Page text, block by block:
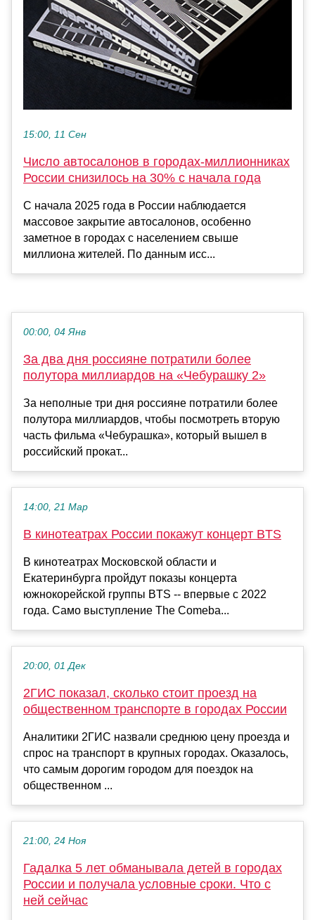
15:00, 11 Сен
Число автосалонов в городах-миллионниках
России снизилось на 30% с начала года
С начала 2025 года в России наблюдается
массовое закрытие автосалонов, особенно
заметное в городах с населением свыше
миллиона жителей. По данным исс...
00:00, 04 Янв
За два дня россияне потратили более
полутора миллиардов на «Чебурашку 2»
За неполные три дня россияне потратили более
полутора миллиардов, чтобы посмотреть вторую
часть фильма «Чебурашка», который вышел в
российский прокат...
14:00, 21 Мар
В кинотеатрах России покажут концерт BTS
В кинотеатрах Московской области и
Екатеринбурга пройдут показы концерта
южнокорейской группы BTS -- впервые с 2022
года. Само выступление The Comeba...
20:00, 01 Дек
2ГИС показал, сколько стоит проезд на
общественном транспорте в городах России
Аналитики 2ГИС назвали среднюю цену проезда и
спрос на транспорт в крупных городах. Оказалось,
что самым дорогим городом для поездок на
общественном ...
21:00, 24 Ноя
Гадалка 5 лет обманывала детей в городах
России и получала условные сроки. Что с
ней сейчас